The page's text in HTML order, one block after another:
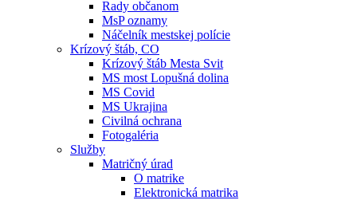
Rady občanom
MsP oznamy
Náčelník mestskej polície
Krízový štáb, CO
Krízový štáb Mesta Svit
MS most Lopušná dolina
MS Covid
MS Ukrajina
Civilná ochrana
Fotogaléria
Služby
Matričný úrad
O matrike
Elektronická matrika